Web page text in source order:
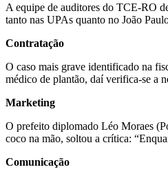
A equipe de auditores do TCE-RO
tanto nas UPAs quanto no João
Contratação
O caso mais grave identificado na
médico de plantão, daí verifica-se a
Marketing
O prefeito diplomado Léo Moraes
coco na mão, soltou a crítica:
Comunicação